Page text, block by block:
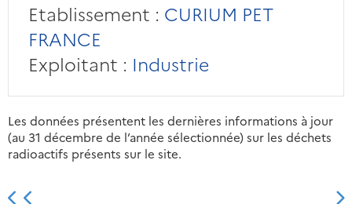
Etablissement : CURIUM PET
FRANCE
Exploitant : Industrie
Les données présentent les dernières informations à jour
(au 31 décembre de l’année sélectionnée) sur les déchets
radioactifs présents sur le site.